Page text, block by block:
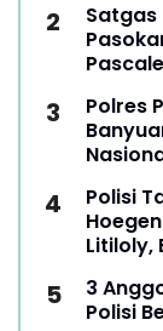
Satgas
Polres
Polisi
Litiloly,
3
Polisi